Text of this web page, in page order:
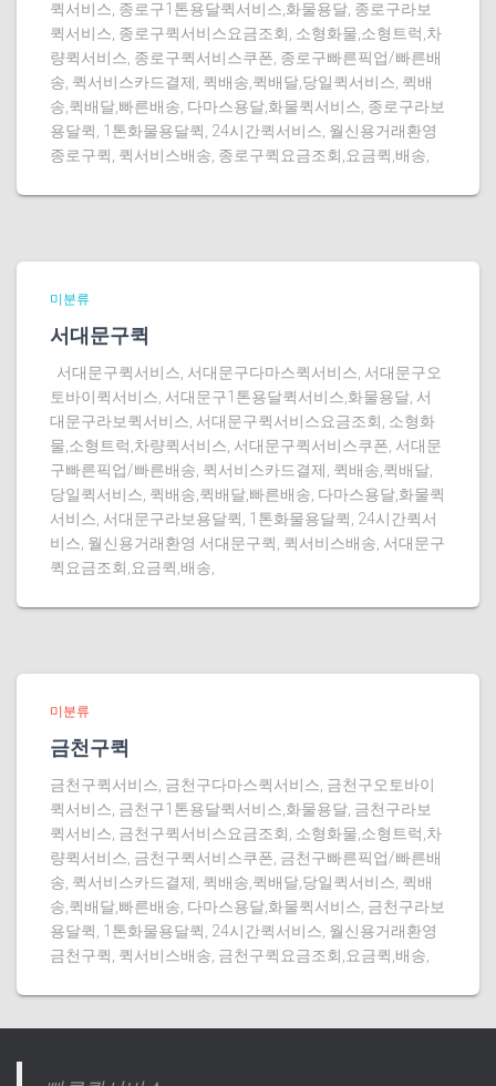
퀵서비스, 종로구1톤용달퀵서비스,화물용달, 종로구라보
퀵서비스, 종로구퀵서비스요금조회, 소형화물,소형트럭,차
량퀵서비스, 종로구퀵서비스쿠폰, 종로구빠른픽업/빠른배
송, 퀵서비스카드결제, 퀵배송,퀵배달,당일퀵서비스, 퀵배
송,퀵배달,빠른배송, 다마스용달,화물퀵서비스, 종로구라보
용달퀵, 1톤화물용달퀵, 24시간퀵서비스, 월신용거래환영
종로구퀵, 퀵서비스배송, 종로구퀵요금조회,요금퀵,배송,
미분류
서대문구퀵
서대문구퀵서비스, 서대문구다마스퀵서비스, 서대문구오
토바이퀵서비스, 서대문구1톤용달퀵서비스,화물용달, 서
대문구라보퀵서비스, 서대문구퀵서비스요금조회, 소형화
물,소형트럭,차량퀵서비스, 서대문구퀵서비스쿠폰, 서대문
구빠른픽업/빠른배송, 퀵서비스카드결제, 퀵배송,퀵배달,
당일퀵서비스, 퀵배송,퀵배달,빠른배송, 다마스용달,화물퀵
서비스, 서대문구라보용달퀵, 1톤화물용달퀵, 24시간퀵서
비스, 월신용거래환영 서대문구퀵, 퀵서비스배송, 서대문구
퀵요금조회,요금퀵,배송,
미분류
금천구퀵
금천구퀵서비스, 금천구다마스퀵서비스, 금천구오토바이
퀵서비스, 금천구1톤용달퀵서비스,화물용달, 금천구라보
퀵서비스, 금천구퀵서비스요금조회, 소형화물,소형트럭,차
량퀵서비스, 금천구퀵서비스쿠폰, 금천구빠른픽업/빠른배
송, 퀵서비스카드결제, 퀵배송,퀵배달,당일퀵서비스, 퀵배
송,퀵배달,빠른배송, 다마스용달,화물퀵서비스, 금천구라보
용달퀵, 1톤화물용달퀵, 24시간퀵서비스, 월신용거래환영
금천구퀵, 퀵서비스배송, 금천구퀵요금조회,요금퀵,배송,